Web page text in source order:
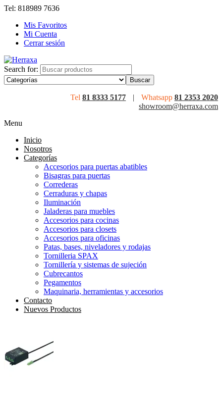
Tel: 818989 7636
Mis Favoritos
Mi Cuenta
Cerrar sesión
Search for:
Tel 81 8333 5177 | Whatsapp 81 2353 2020
showroom@herraxa.com
Menu
Inicio
Nosotros
Categorías
Accesorios para puertas abatibles
Bisagras para puertas
Correderas
Cerraduras y chapas
Iluminación
Jaladeras para muebles
Accesorios para cocinas
Accesorios para closets
Accesorios para oficinas
Patas, bases, niveladores y rodajas
Tornilleria SPAX
Tornillería y sistemas de sujeción
Cubrecantos
Pegamentos
Maquinaria, herramientas y accesorios
Contacto
Nuevos Productos